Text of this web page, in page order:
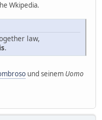
Wkipedia.
law,
.
und seinem Uomo